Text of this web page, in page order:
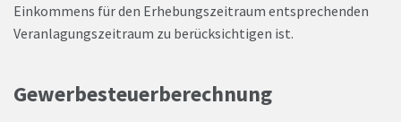
Einkommens für den Erhebungszeitraum entsprechenden
Veranlagungszeitraum zu berücksichtigen ist.
Gewerbesteuerberechnung